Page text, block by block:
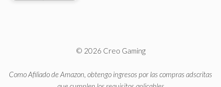
© 2026 Creo Gaming
Como Afiliado de Amazon, obtengo ingresos por las compras adscritas